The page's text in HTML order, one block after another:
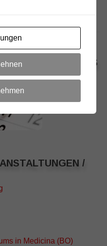
/ TERMINE DES
/
in Medicina (BO)